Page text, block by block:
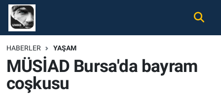
HABERLER YAŞAM
MÜSİAD Bursa'da bayram
coşkusu
Gündem
Ekonomi
Spor
Nöbetçi Eczaneler
Hava Durumu
Namaz Vakitleri